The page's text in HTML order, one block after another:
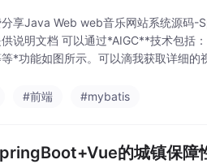
分享Java Web web音乐网站系统源码
说明文档 可以通过*AIGC**技术包括
*功能如图所示。可以滴我获取详细的
#前端 #mybatis
的城镇保障